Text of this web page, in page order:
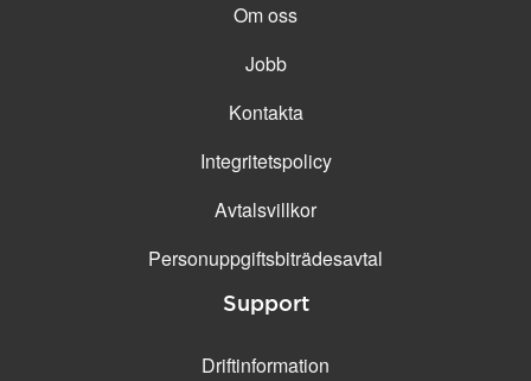
Om oss
Jobb
Kontakta
Integritetspolicy
Avtalsvillkor
Personuppgifts­biträdesavtal
Support
Driftinformation